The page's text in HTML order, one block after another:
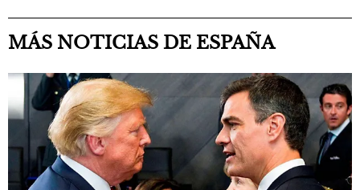
MÁS NOTICIAS DE ESPAÑA